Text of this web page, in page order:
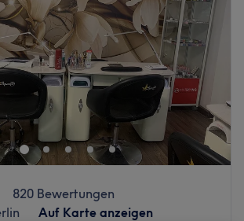
820 Bewertungen
Auf Karte anzeigen